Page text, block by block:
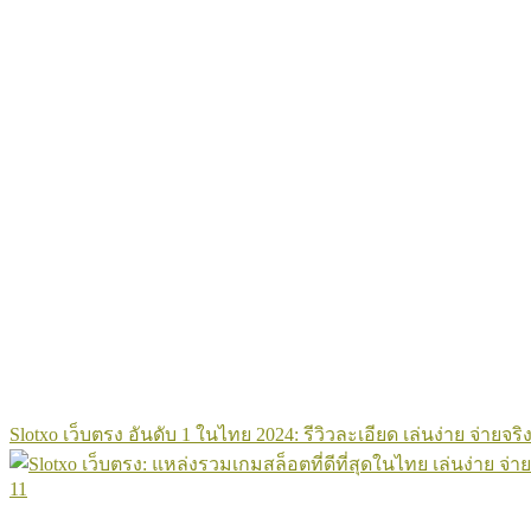
Slotxo เว็บตรง อันดับ 1 ในไทย 2024: รีวิวละเอียด เล่นง่าย จ่ายจริ
11